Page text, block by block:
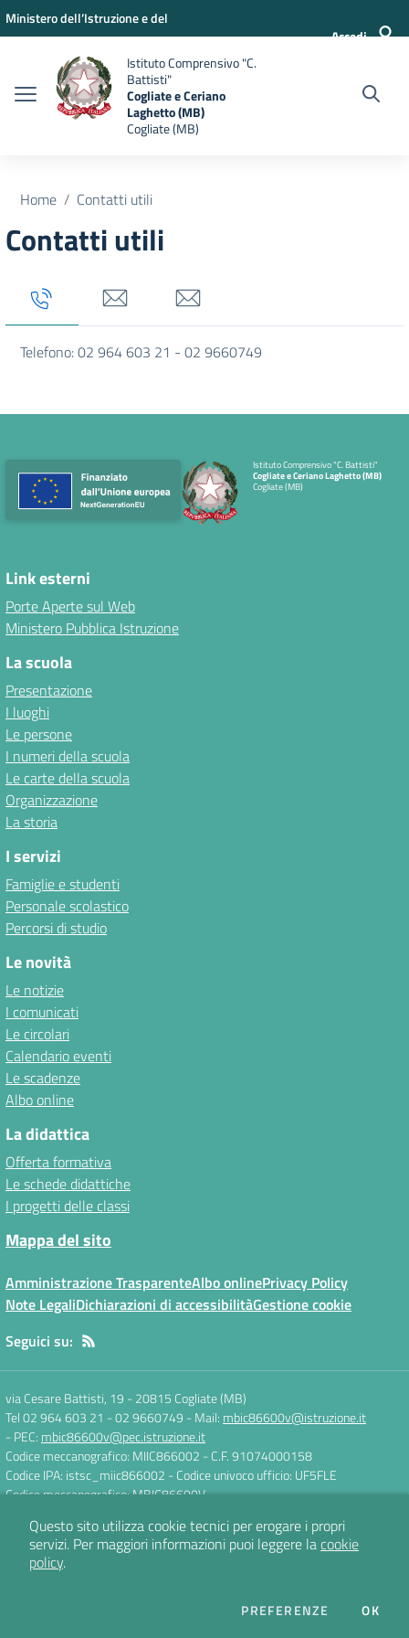
Vai ai contenuti
Vai al menu di navigazione
Vai al footer
Ministero dell’Istruzione e del
Accedi
Istituto Comprensivo "C.
Battisti"
Cogliate e Ceriano
Laghetto (MB)
Cogliate (MB)
Home Contatti utili
Contatti utili
Tab titolo 1Tab titolo 3Tab titolo 4
Telefono: 02 964 603 21 - 02 9660749
Istituto Comprensivo "C. Battisti"
Cogliate e Ceriano Laghetto (MB)
Cogliate (MB)
Link esterni
Porte Aperte sul Web
Ministero Pubblica Istruzione
La scuola
Presentazione
I luoghi
Le persone
I numeri della scuola
Le carte della scuola
Organizzazione
La storia
I servizi
Famiglie e studenti
Personale scolastico
Percorsi di studio
Le novità
Le notizie
I comunicati
Le circolari
Calendario eventi
Le scadenze
Albo online
La didattica
Offerta formativa
Le schede didattiche
I progetti delle classi
Mappa del sito
Amministrazione TrasparenteAlbo onlinePrivacy Policy
Note LegaliDichiarazioni di accessibilitàGestione cookie
Seguici su:
via Cesare Battisti, 19 - 20815 Cogliate (MB)
Tel 02 964 603 21 - 02 9660749 - Mail: mbic86600v@istruzione.it
- PEC: mbic86600v@pec.istruzione.it
Codice meccanografico: MIIC866002 - C.F. 91074000158
Codice IPA: istsc_miic866002 - Codice univoco ufficio: UF5FLE
Codice meccanografico: MBIC86600V
Concept & Design by
Designers Italia
Questo sito utilizza cookie tecnici per erogare i propri
servizi. Per maggiori informazioni puoi leggere la cookie
policy.
PREFERENZE DEI COOKIE
OK